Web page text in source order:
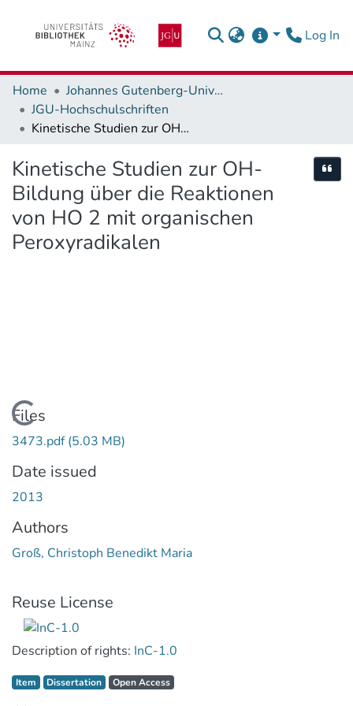
Log In
Home
Johannes Gutenberg-Universität Mainz
JGU-Hochschulschriften
Kinetische Studien zur OH-Bildung über die Reaktionen von HO 2 mit organischen Peroxyradikalen
Kinetische Studien zur OH-
Bildung über die Reaktionen
von HO 2 mit organischen
Peroxyradikalen
Loading...
Files
3473.pdf(5.03 MB)
Date issued
2013
Authors
Groß, Christoph Benedikt Maria
Reuse License
Description of rights: InC-1.0
Item type:
Item, Dissertation Access status:
Open Access,